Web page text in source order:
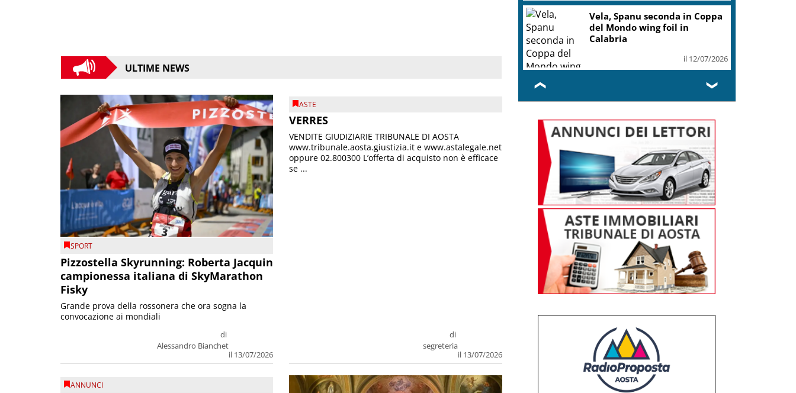
ULTIME NEWS
SPORT
Pizzostella Skyrunning: Roberta Jacquin
campionessa italiana di SkyMarathon
Fisky
di
Alessandro Bianchet
il 13/07/2026
Grande prova della rossonera che ora sogna la
convocazione ai mondiali
ASTE
VERRES
di
segreteria
il 13/07/2026
VENDITE GIUDIZIARIE TRIBUNALE DI AOSTA
www.tribunale.aosta.giustizia.it e www.astalegale.net
oppure 02.800300 L’offerta di acquisto non è efficace
se ...
ANNUNCI
Vela, Spanu seconda in Coppa
del Mondo wing foil in
Calabria
il 12/07/2026
❮ ❯